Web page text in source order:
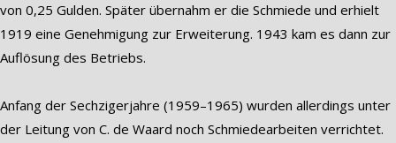
von 0,25 Gulden. Später übernahm er die Schmiede und erhielt
1919 eine Genehmigung zur Erweiterung. 1943 kam es dann zur
Auflösung des Betriebs.
Anfang der Sechzigerjahre (1959–1965) wurden allerdings unter
der Leitung von C. de Waard noch Schmiedearbeiten verrichtet.